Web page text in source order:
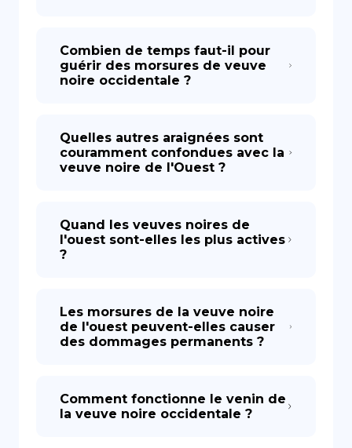
Combien de temps faut-il pour
guérir des morsures de veuve
noire occidentale ?
Quelles autres araignées sont
couramment confondues avec la
veuve noire de l'Ouest ?
Quand les veuves noires de
l'ouest sont-elles les plus actives
?
Les morsures de la veuve noire
de l'ouest peuvent-elles causer
des dommages permanents ?
Comment fonctionne le venin de
la veuve noire occidentale ?